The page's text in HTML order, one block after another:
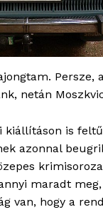
netán
kiállításon is
azonnal
maradt
van, hogy a